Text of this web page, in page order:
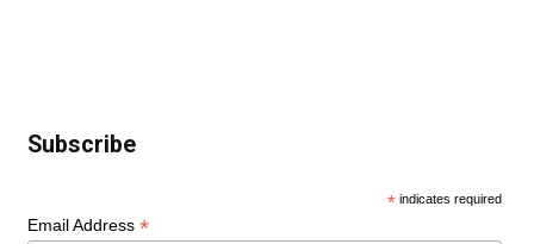
Subscribe
* indicates required
Email Address *